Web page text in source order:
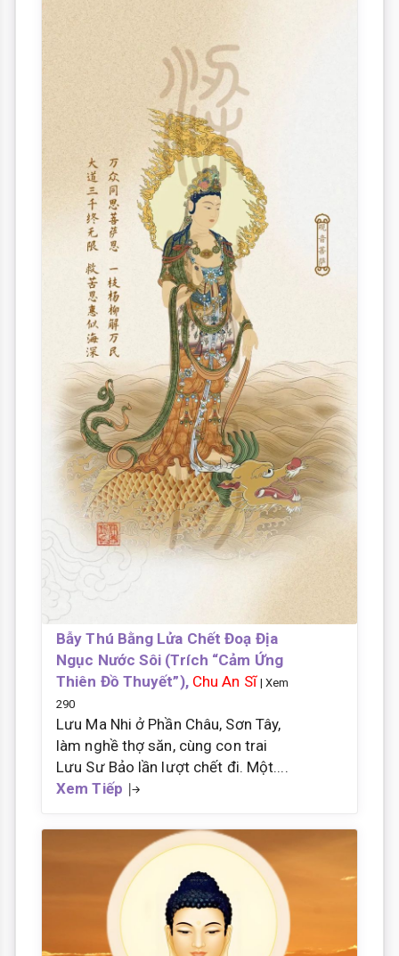
Bẫy Thú Bằng Lửa Chết Đoạ Địa
Ngục Nước Sôi (Trích “Cảm Ứng
Thiên Đồ Thuyết”), Chu An Sĩ | Xem
290
Lưu Ma Nhi ở Phần Châu, Sơn Tây,
làm nghề thợ săn, cùng con trai
Lưu Sư Bảo lần lượt chết đi. Một....
Xem Tiếp